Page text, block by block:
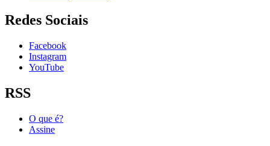
Redes Sociais
Facebook
Instagram
YouTube
RSS
O que é?
Assine